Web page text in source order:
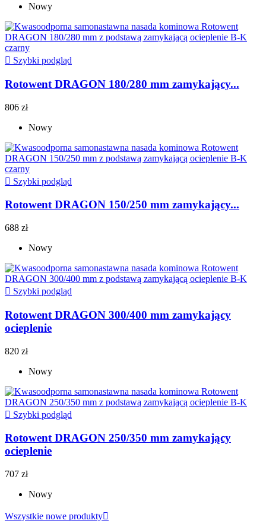
Nowy
 Szybki podgląd
Rotowent DRAGON 180/280 mm zamykający...
806 zł
Nowy
 Szybki podgląd
Rotowent DRAGON 150/250 mm zamykający...
688 zł
Nowy
 Szybki podgląd
Rotowent DRAGON 300/400 mm zamykający
ocieplenie
820 zł
Nowy
 Szybki podgląd
Rotowent DRAGON 250/350 mm zamykający
ocieplenie
707 zł
Nowy
Wszystkie nowe produkty